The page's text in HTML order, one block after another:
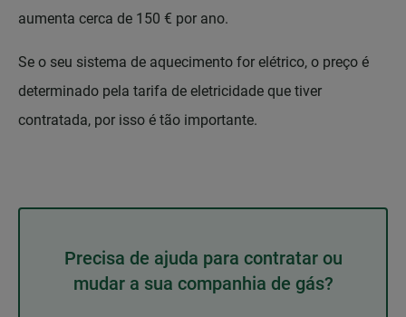
aumenta cerca de 150 € por ano.
Se o seu sistema de aquecimento for elétrico, o preço é
determinado pela tarifa de eletricidade que tiver
contratada, por isso é tão importante.
Precisa de ajuda para contratar ou
mudar a sua companhia de gás?